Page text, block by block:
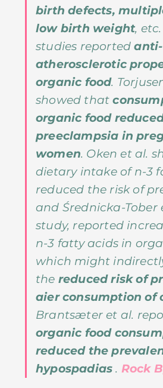
birth defects,
low birth weight,
studies reportedanti-
atherosclerotic
organic food.
showed that
organic food
preeclampsia in
women. Oken et al.
dietary intake of n-3
reduced the risk of
and Średnicka-Tober
study, reported
n-3 fatty acids in
which might
the reduced risk of
aіer consumption of
Brantsæter et al.
organic food
reduced the
hypospadias . Rock